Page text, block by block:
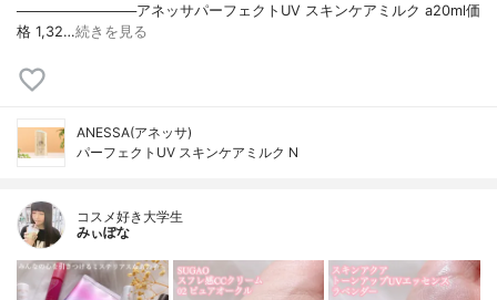
────────────アネッサパーフェクトUV スキンケアミルク a20ml価
格 1,32…続きを見る
ANESSA(アネッサ)
パーフェクトUV スキンケアミルク N
コスメ好き大学生
みぃぽな